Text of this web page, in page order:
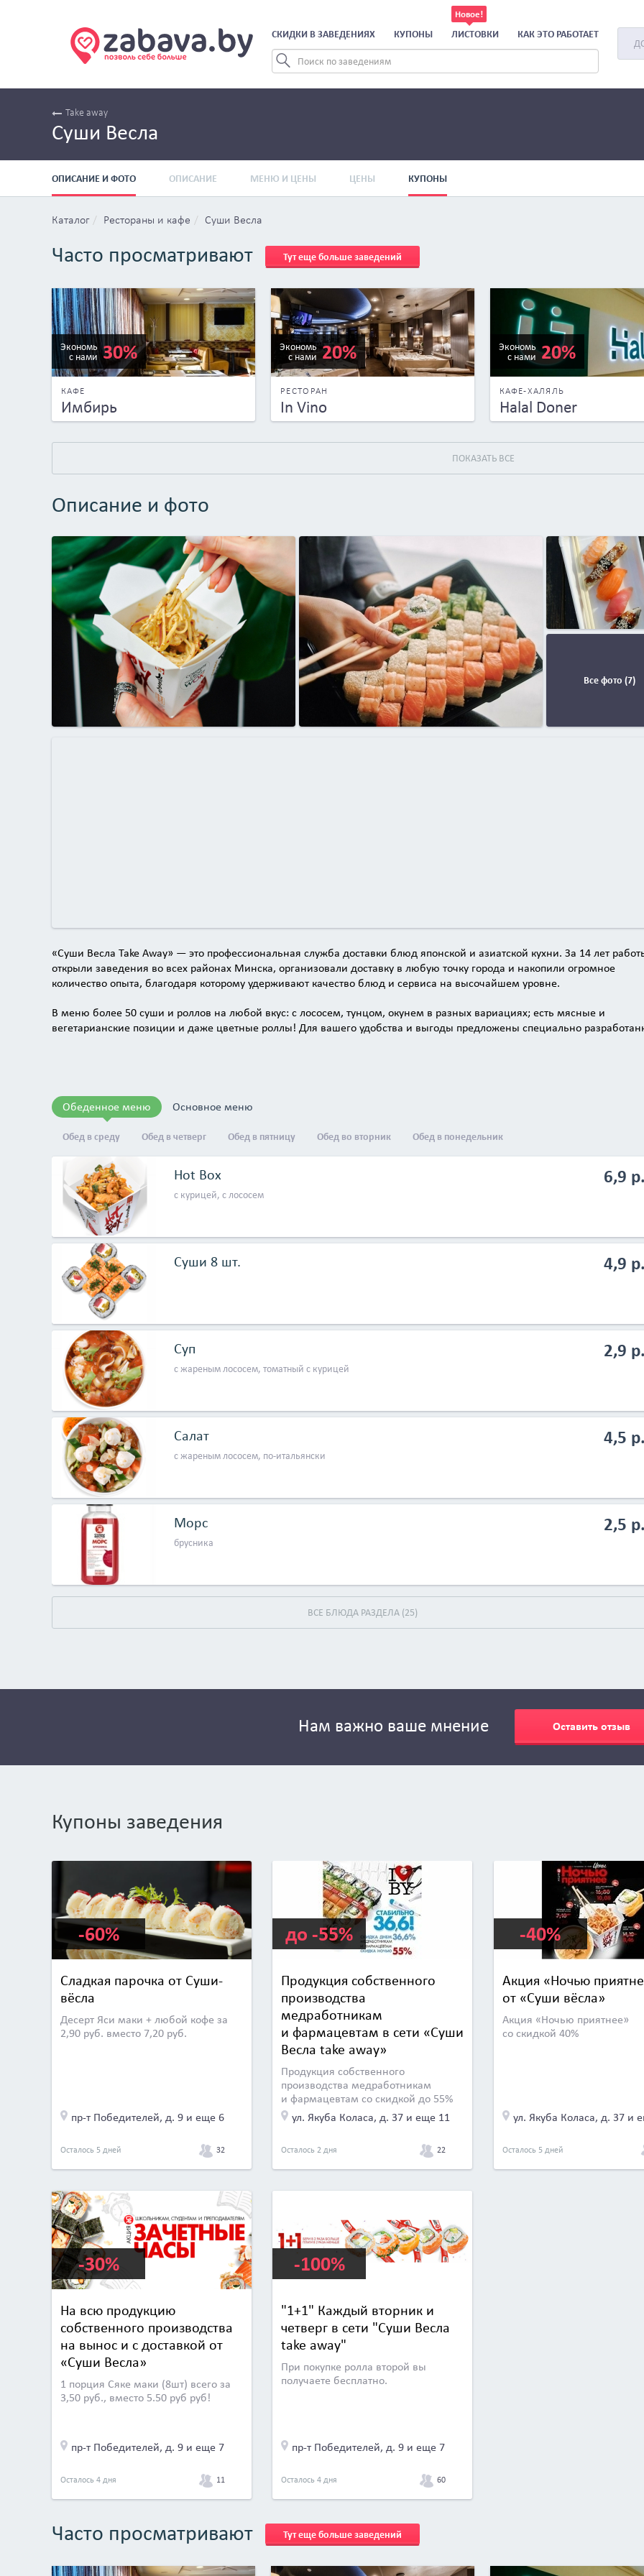
СКИДКИ В ЗАВЕДЕНИЯХ КУПОНЫ ЛИСТОВКИ КАК ЭТО РАБОТАЕТ
Take away
Суши Весла
ОПИСАНИЕ И ФОТО ОПИСАНИЕ МЕНЮ И ЦЕНЫ ЦЕНЫ КУПОНЫ
Каталог Рестораны и кафе Суши Весла
Часто просматривают Тут еще больше заведений
Экономь
с нами 30%
КАФЕ
Имбирь
Экономь
с нами 20%
РЕСТОРАН
In Vino
Экономь
с нами 20%
КАФЕ-ХАЛЯЛЬ
Halal Doner
ПОКАЗАТЬ ВСЕ
Описание и фото
Все фото (7)
«Суши Весла Take Away» — это профессиональная служба доставки блюд японской и азиатской кухни. За 14 лет
открыли заведения во всех районах Минска, организовали доставку в любую точку города и накопили огромное
количество опыта, благодаря которому удерживают качество блюд и сервиса на высочайшем уровне.
В меню более 50 суши и роллов на любой вкус: с лососем, тунцом, окунем в разных вариациях; есть мясные и
вегетарианские позиции и даже цветные роллы! Для вашего удобства и выгоды предложены специально
суши и мексиканского буррито.
Больше информации и подробное меню вы найдете на сайте sushivesla.by — переходите, заказывайте и
Потому что «Суши Весла» — это вкусно, выгодно и круглосуточно!
Обеденное меню Основное меню
Обед в среду Обед в четверг Обед в пятницу Обед во вторник Обед в понедельник
Hot Box
с курицей, с лососем
6,9 р.
Суши 8 шт. 4,9 р.
Суп
с жареным лососем, томатный с курицей
2,9 р.
Салат
с жареным лососем, по-итальянски
4,5 р.
Морс
брусника
2,5 р.
ВСЕ БЛЮДА РАЗДЕЛА (25)
Нам важно ваше мнение Оставить отзыв
Купоны заведения
Сладкая парочка от Суши-
вёсла
Десерт Яси маки + любой кофе за
2,90 руб. вместо 7,20 руб.
пр-т Победителей, д. 9 и еще 6
Осталось 5 дней 32
-60%
Продукция собственного
производства
медработникам
и фармацевтам в сети «Суши
Весла take away»
Продукция собственного
производства медработникам
и фармацевтам со скидкой до 55%
ул. Якуба Коласа, д. 37 и еще 11
Осталось 2 дня 22
до -55%
Акция «Ночью
от «Суши вёсла»
Акция «Ночью приятнее»
со скидкой 40%
ул. Якуба Коласа, д. 37 и
Осталось 5 дней
-40%
На всю продукцию
собственного производства
на вынос и с доставкой от
«Суши Весла»
1 порция Сяке маки (8шт) всего за
3,50 руб., вместо 5.50 руб руб!
пр-т Победителей, д. 9 и еще 7
Осталось 4 дня 11
-30%
"1+1" Каждый вторник и
четверг в сети "Суши Весла
take away"
При покупке ролла второй вы
получаете бесплатно.
пр-т Победителей, д. 9 и еще 7
Осталось 4 дня 60
-100%
Часто просматривают Тут еще больше заведений